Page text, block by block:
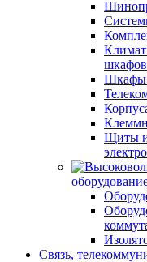
шкафов
Шкафы
Щиты и
Связь,